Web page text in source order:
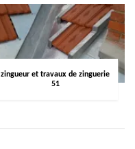
zingueur et travaux de zinguerie
51